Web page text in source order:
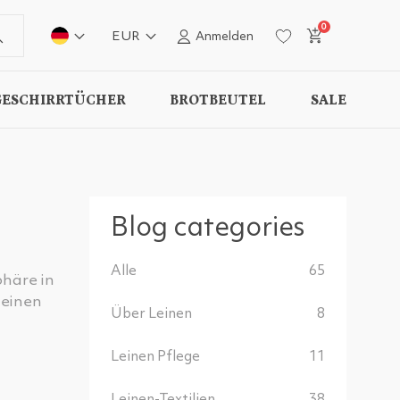
EUR Anmelden
0
BROTBEUTEL SALE
in
Blog categories
Alle 65
Über Leinen 8
Leinen Pflege 11